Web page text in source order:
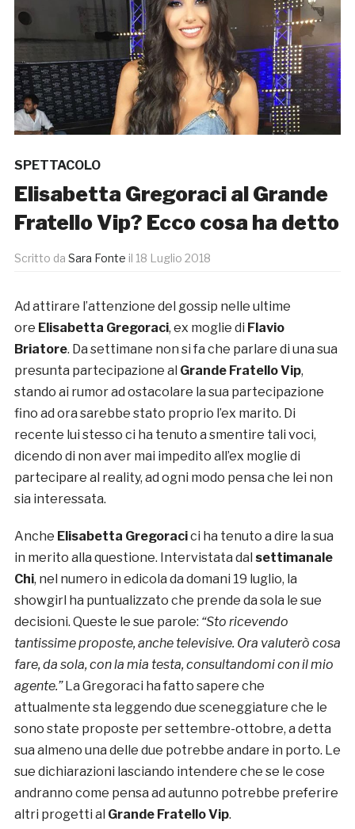
SPETTACOLO
Elisabetta Gregoraci al Grande
Fratello Vip? Ecco cosa ha detto
Scritto da Sara Fonte il 18 Luglio 2018
Ad attirare l’attenzione del gossip nelle ultime
ore Elisabetta Gregoraci, ex moglie di Flavio
Briatore. Da settimane non si fa che parlare di una sua
presunta partecipazione al Grande Fratello Vip,
stando ai rumor ad ostacolare la sua partecipazione
fino ad ora sarebbe stato proprio l’ex marito. Di
recente lui stesso ci ha tenuto a smentire tali voci,
dicendo di non aver mai impedito all’ex moglie di
partecipare al reality, ad ogni modo pensa che lei non
sia interessata.
Anche Elisabetta Gregoracici ha tenuto a dire la sua
in merito alla questione. Intervistata dal settimanale
Chi, nel numero in edicola da domani 19 luglio, la
showgirl ha puntualizzato che prende da sola le sue
decisioni. Queste le sue parole: “Sto ricevendo
tantissime proposte, anche televisive. Ora valuterò cosa
fare, da sola, con la mia testa, consultandomi con il mio
agente.” La Gregoraci ha fatto sapere che
attualmente sta leggendo due sceneggiature che le
sono state proposte per settembre-ottobre, a detta
sua almeno una delle due potrebbe andare in porto. Le
sue dichiarazioni lasciando intendere che se le cose
andranno come pensa ad autunno potrebbe preferire
altri progetti al Grande Fratello Vip.